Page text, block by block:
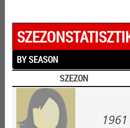
BY SEASON
SZEZON
1961